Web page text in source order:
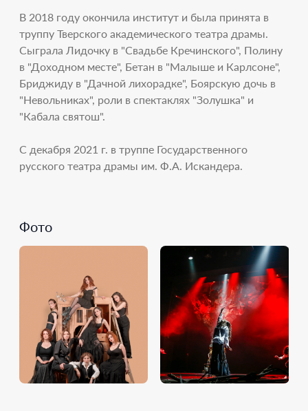
В 2018 году окончила институт и была принята в
труппу Тверского академического театра драмы.
Сыграла Лидочку в "Свадьбе Кречинского", Полину
в "Доходном месте", Бетан в "Малыше и Карлсоне",
Бриджиду в "Дачной лихорадке", Боярскую дочь в
"Невольниках", роли в спектаклях "Золушка" и
"Кабала святош".
С декабря 2021 г. в труппе Государственного
русского театра драмы им. Ф.А. Искандера.
Фото